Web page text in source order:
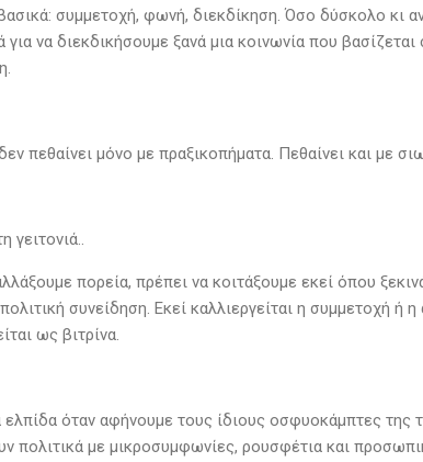
συμμετοχή, φωνή, διεκδίκηση. Όσο δύσκολο κι αν
για να διεκδικήσουμε ξανά μια κοινωνία που
πεθαίνει μόνο με πραξικοπήματα. Πεθαίνει και με
γειτονιά..
πορεία, πρέπει να κοιτάξουμε εκεί όπου
συνείδηση. Εκεί καλλιεργείται η συμμετοχή ή
ως βιτρίνα.
όταν αφήνουμε τους ίδιους οσφυοκάμπτες της
πολιτικά με μικροσυμφωνίες, ρουσφέτια και